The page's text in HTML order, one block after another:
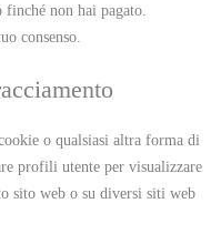
non hai pagato.
consenso.
o qualsiasi altra forma di
profili utente per visualizzare
sito web o su diversi siti web